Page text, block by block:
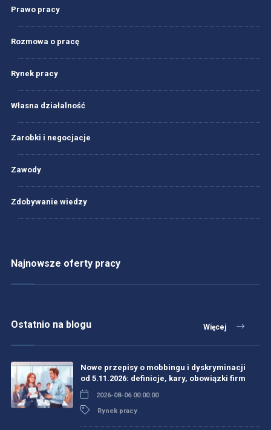
Prawo pracy
Rozmowa o pracę
Rynek pracy
Własna działalność
Zarobki i negocjacje
Zawody
Zdobywanie wiedzy
Najnowsze oferty pracy
Ostatnio na blogu Więcej
Nowe przepisy o mobbingu i dyskryminacji
od 5.11.2026: definicje, kary, obowiązki firm
2026-08-06 00:00:00
Rynek pracy